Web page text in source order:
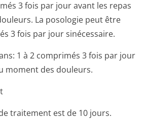
3 fois par jour avant les repas
La posologie peut être
3 fois par jour sinécessaire.
1 à 2 comprimés 3 fois par jour
moment des douleurs.
traitement est de 10 jours.